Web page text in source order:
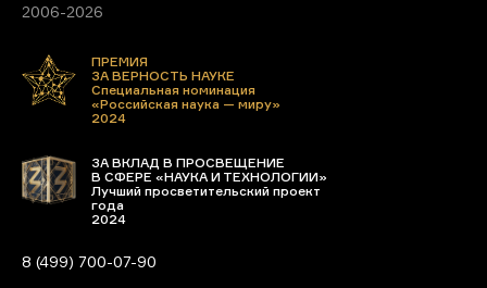
2006-2026
ПРЕМИЯ
ЗА ВЕРНОСТЬ НАУКЕ
Специальная номинация
«Российская наука — миру»
2024
ЗА ВКЛАД В ПРОСВЕЩЕНИЕ
В СФЕРЕ «НАУКА И ТЕХНОЛОГИИ»
Лучший просветительский проект
года
2024
8 (499) 700-07-90